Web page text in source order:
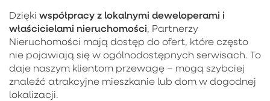
Dzięki współpracy z lokalnymi deweloperami i
właścicielami nieruchomości, Partnerzy
Nieruchomości mają dostęp do ofert, które często
nie pojawiają się w ogólnodostępnych serwisach. To
daje naszym klientom przewagę – mogą szybciej
znaleźć atrakcyjne mieszkanie lub dom w dogodnej
lokalizacji.